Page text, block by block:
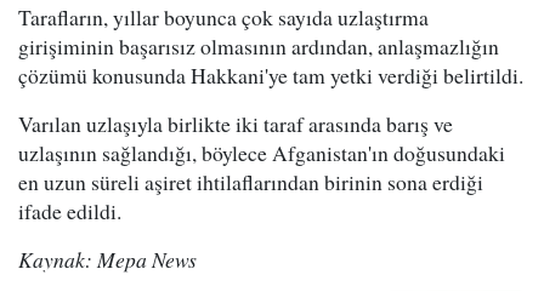
Tarafların, yıllar boyunca çok sayıda uzlaştırma
girişiminin başarısız olmasının ardından, anlaşmazlığın
çözümü konusunda Hakkani'ye tam yetki verdiği belirtildi.
Varılan uzlaşıyla birlikte iki taraf arasında barış ve
uzlaşının sağlandığı, böylece Afganistan'ın doğusundaki
en uzun süreli aşiret ihtilaflarından birinin sona erdiği
ifade edildi.
Kaynak: Mepa News